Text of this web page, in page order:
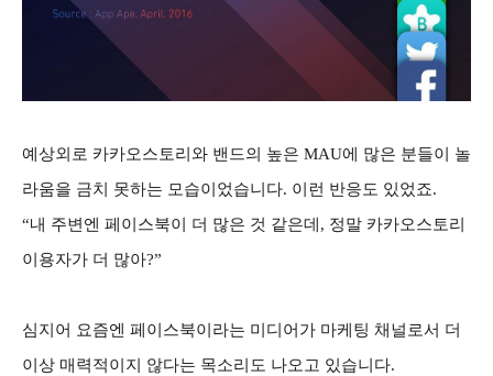
예상외로 카카오스토리와 밴드의 높은 MAU에 많은 분들이 놀
라움을 금치 못하는 모습이었습니다. 이런 반응도 있었죠.
“내 주변엔 페이스북이 더 많은 것 같은데, 정말 카카오스토리
이용자가 더 많아?”
심지어 요즘엔 페이스북이라는 미디어가 마케팅 채널로서 더
이상 매력적이지 않다는 목소리도 나오고 있습니다.